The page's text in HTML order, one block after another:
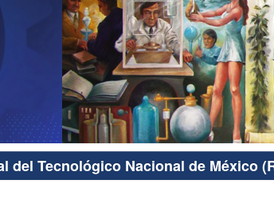
del Tecnológico Nacional de México